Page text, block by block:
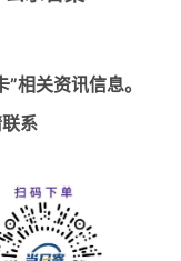
相关资讯信息。
系